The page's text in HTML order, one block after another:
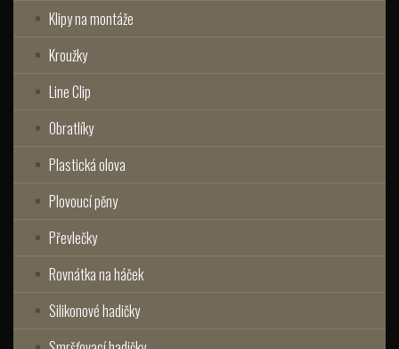
Klipy na montáže
Kroužky
Line Clip
Obratlíky
Plastická olova
Plovoucí pěny
Převlečky
Rovnátka na háček
Silikonové hadičky